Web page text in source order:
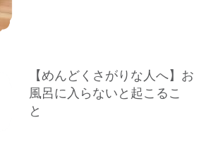
【めんどくさがりな人へ】お
風呂に入らないと起こるこ
と